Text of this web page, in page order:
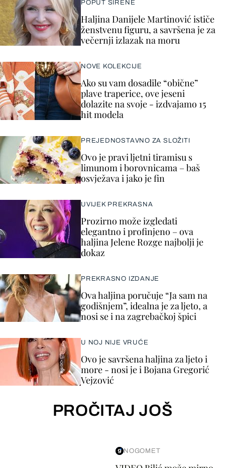
POPUT SIRENE
Haljina Danijele Martinović ističe
ženstvenu figuru, a savršena je za
večernji izlazak na moru
NOVE KOLEKCIJE
Ako su vam dosadile “obične”
plave traperice, ove jeseni
dolazite na svoje - izdvajamo 15
hit modela
PREJEDNOSTAVNO ZA SLOŽITI
Ovo je pravi ljetni tiramisu s
limunom i borovnicama – baš
osvježava i jako je fin
UVIJEK PREKRASNA
Prozirno može izgledati
elegantno i profinjeno – ova
haljina Jelene Rozge najbolji je
dokaz
PREKRASNO IZDANJE
Ova haljina poručuje “Ja sam na
godišnjem”, idealna je za ljeto, a
nosi se i na zagrebačkoj špici
U NOJ NIJE VRUĆE
Ovo je savršena haljina za ljeto i
more - nosi je i Bojana Gregorić
Vejzović
PROČITAJ JOŠ
NOGOMET